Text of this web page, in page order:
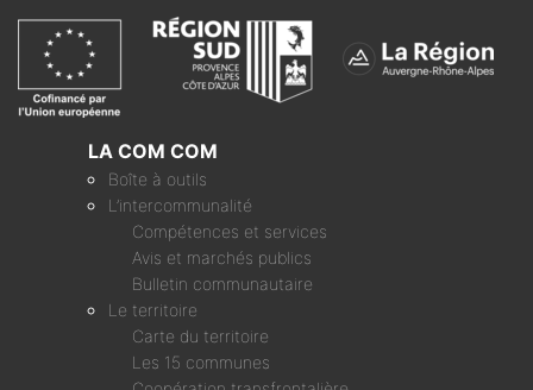
LA COM COM
Boîte à outils
L’intercommunalité
Compétences et services
Avis et marchés publics
Bulletin communautaire
Le territoire
Carte du territoire
Les 15 communes